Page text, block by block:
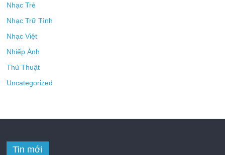
Nhạc Trẻ
Nhạc Trữ Tình
Nhạc Việt
Nhiếp Ảnh
Thủ Thuật
Uncategorized
Tin mới